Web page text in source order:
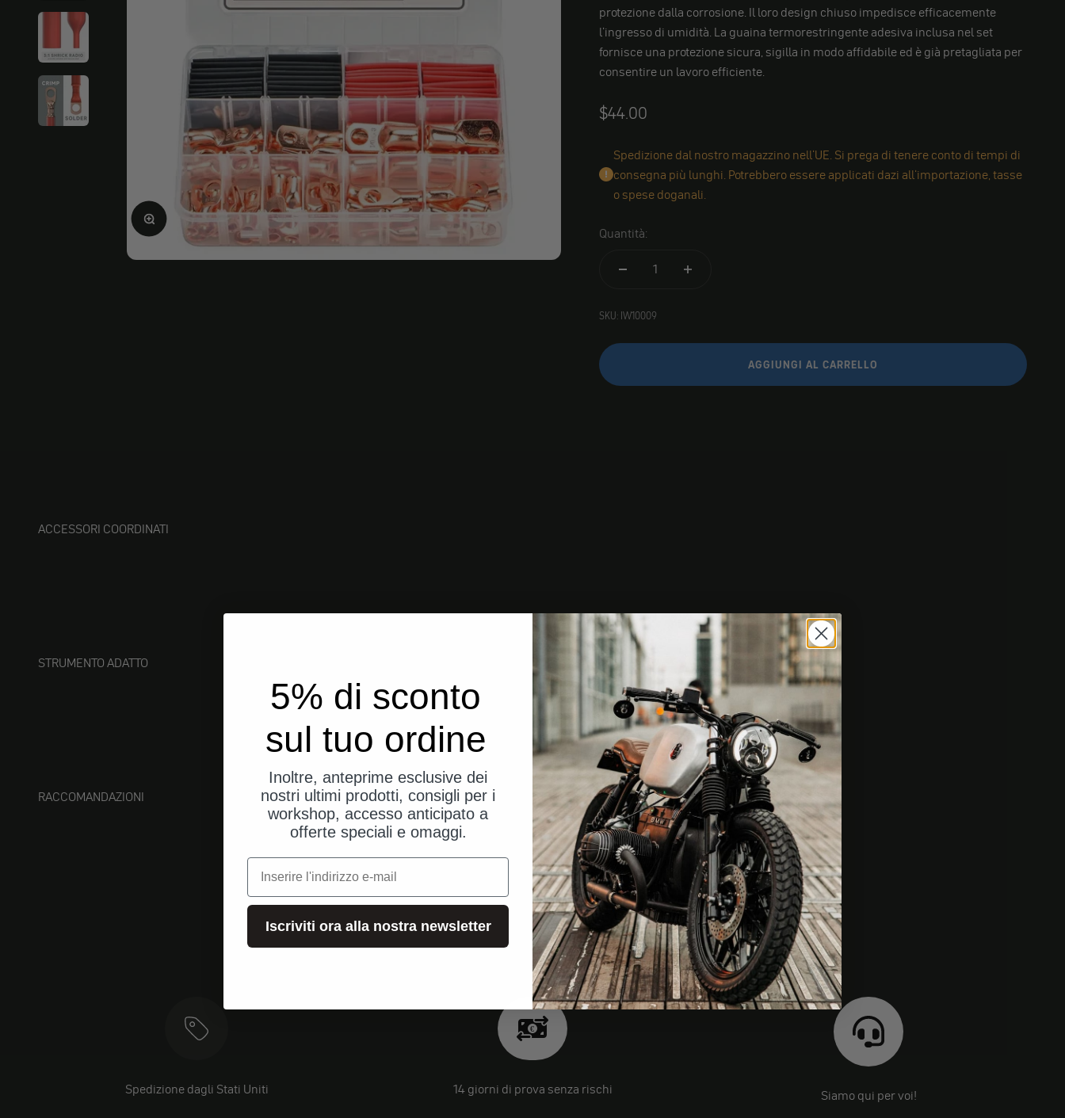
Ingrandire l'immagine
protezione dalla corrosione. Il loro design chiuso impedisce efficacemente
l'ingresso di umidità. La guaina termorestringente adesiva inclusa nel set
fornisce una protezione sicura, sigilla in modo affidabile ed è già pretagliata per
consentire un lavoro efficiente.
Angebot
$44.00
Spedizione dal nostro magazzino nell'UE. Si prega di tenere conto di tempi di
consegna più lunghi. Potrebbero essere applicati dazi all'importazione, tasse
o spese doganali.
Quantità:
SKU: IW10009
AGGIUNGI AL CARRELLO
ACCESSORI COORDINATI
STRUMENTO ADATTO
RACCOMANDAZIONI
Spedizione dagli Stati Uniti 14 giorni di prova senza rischi Siamo qui per voi!
5% di sconto
sul tuo ordine
Inoltre, anteprime esclusive dei
nostri ultimi prodotti, consigli per i
workshop, accesso anticipato a
offerte speciali e omaggi.
e-mail
Iscriviti ora alla nostra newsletter